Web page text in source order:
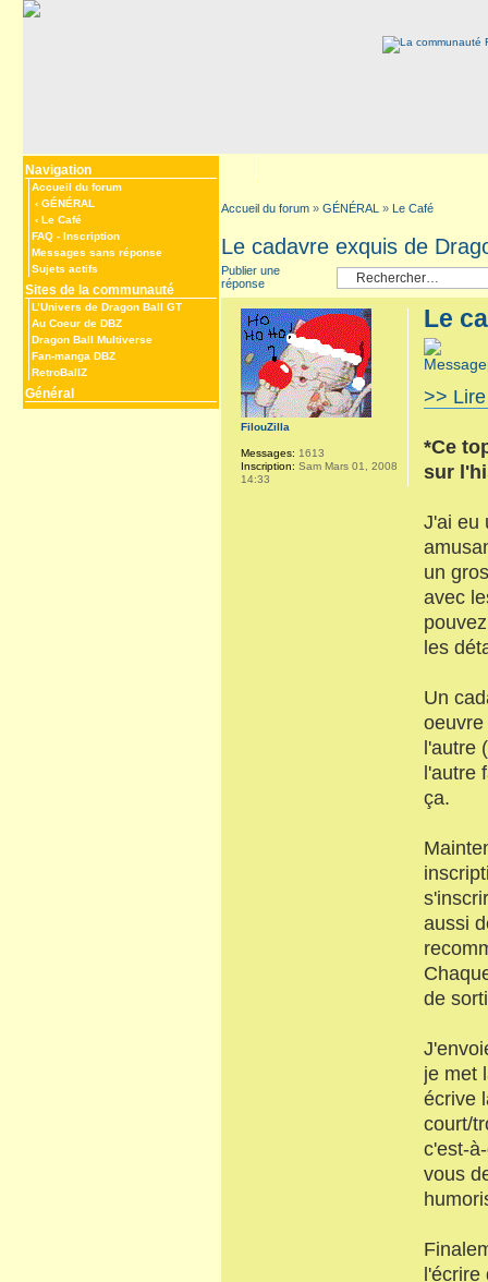
Navigation
Accueil du forum
‹ GÉNÉRAL
‹ Le Café
FAQ - Inscription
Messages sans réponse
Sujets actifs
Sites de la communauté
L’Univers de Dragon Ball GT
Au Coeur de DBZ
Dragon Ball Multiverse
Fan-manga DBZ
RetroBallZ
Général
Accueil du forum » GÉNÉRAL » Le Café
Le cadavre exquis de
Publier une
réponse
Le
>>
*Ce
sur
J'ai eu
un
avec
les
Un
l'autre
l'autre
ça.
aussi
de
je met
écrive
court/
c'est-
vous
l'écrire
FilouZilla
Messages: 1613
Inscription: Sam Mars 01, 2008
14:33